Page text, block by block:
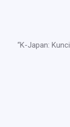
“K-Japan: